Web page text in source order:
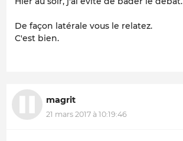
De façon latérale vous le relatez.
C'est bien.
magrit
21 mars 2017 à 10:19:46